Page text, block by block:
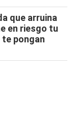
que arruina
en riesgo tu
te pongan